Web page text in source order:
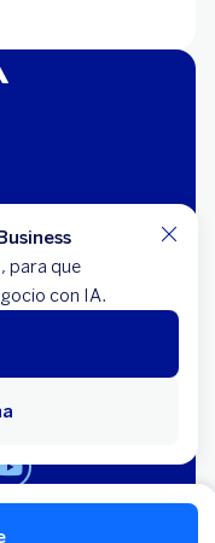
para que
con IA.
cliente